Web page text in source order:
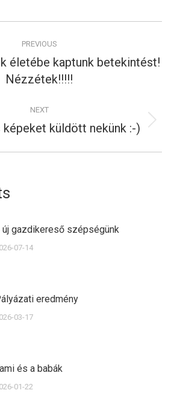
PREVIOUS
Previous
post:
életébe kaptunk betekintést!
Nézzétek!!!!!
NEXT
Nextküldött nekünk :-)
új gazdikereső szépségünk
07-14
eredmény
03-17
és a babák
01-22